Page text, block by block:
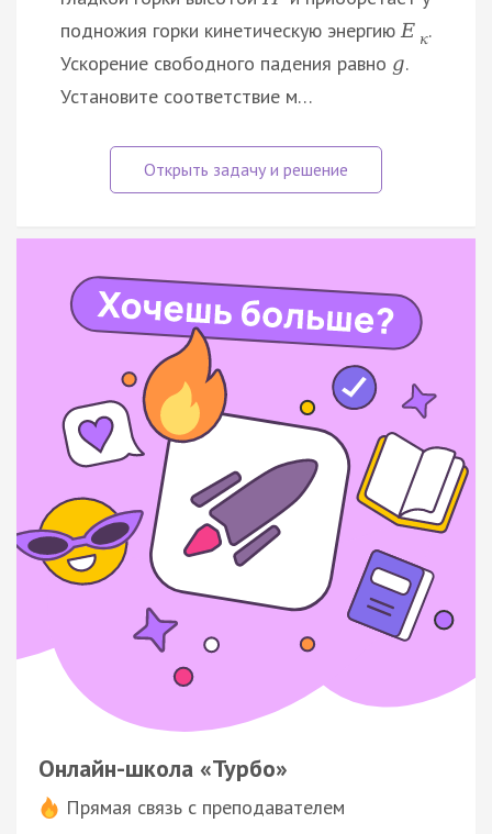
подножия горки кинетическую энергиюE к.
Ускорение свободного падения равно g.
Установите соответствие м…
Онлайн-школа «Турбо»
Прямая связь с преподавателем